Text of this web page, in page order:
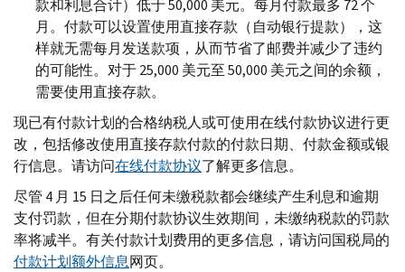
款和利息合计）低于 50,000 美元。每月付款最多 72 个
月。付款可以设置使用直接存款（自动银行提款），这
样就无需每月发送款项，从而节省了邮费并减少了违约
的可能性。对于 25,000 美元至 50,000 美元之间的余额，
需要使用直接存款。
现已有付款计划的合格纳税人或可使用在线付款协议进行更
改，包括修改使用直接存款付款的付款日期、付款金额或银
行信息。请访问在线付款协议了解更多信息。
尽管 4 月 15 日之后任何未缴税款都会继续产生利息和逾期
支付罚款，但在分期付款协议生效期间，未缴纳税款的罚款
率将减半。有关付款计划费用的更多信息，请访问国税局的
付款计划额外信息网页。